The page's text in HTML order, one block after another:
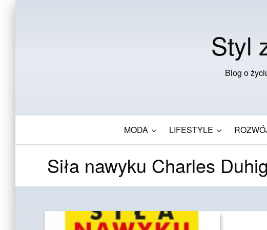
Styl
Blog o
MODA LIFESTYLE
Siła nawyku Charles